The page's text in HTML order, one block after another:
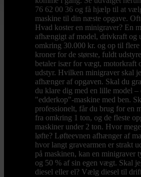
76 62 00 36 og få hjælp til at
maskine til din næste opgave.
Hvad koster en minigraver? En
afhængigt af model, drivkraft og
omkring 30.000 kr. og op til flere
kroner for de største, fuldt
betaler især for vægt, motorkraft
udstyr. Hvilken minigraver skal
afhænger af opgaven. Skal du
du klare dig med en lille model –
"edderkop"-maskine med ben.
professionelt, får du brug for en
fra omkring 1 ton, og de fleste
maskiner under 2 ton. Hvor
løfte? Løfteevnen afhænger af
hvor langt gravearmen er strakt
på maskinen, kan en minigraver
og 50 % af sin egen vægt. Skal
diesel eller el? Vælg diesel til